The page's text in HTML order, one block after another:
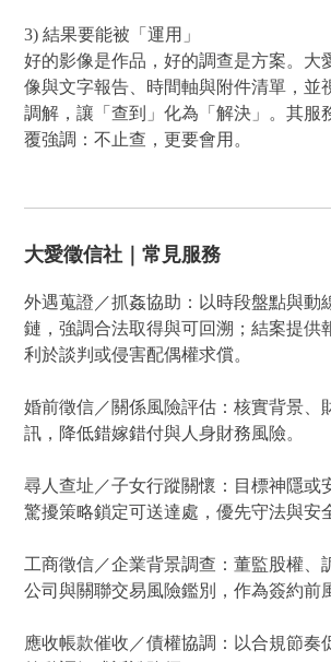
3) 結果要能被「運用」
好的影像是作品，好的調查是方案。大
像與文字報告、時間軸與附件清單，並
調解，讓「查到」化為「解決」。其服
覆強調：不止查，更要會用。
大愛徵信社｜常見服務
外遇蒐證／抓姦協助：以時段盤點與動
鏈，強調合法取得與可回溯；結案提供
利於談判或侵害配偶權求償。
婚前徵信／關係風險評估：核實背景、
訊，降低錯嫁錯付與人身財務風險。
尋人查址／子女行蹤關懷：目標神隱或
驚擾策略鎖定可送達處，優先守法與安
工商徵信／企業背景調查：董監股權、
公司與關聯交易風險鑑別，作為簽約前
應收帳款催收／債權協調：以合規節奏